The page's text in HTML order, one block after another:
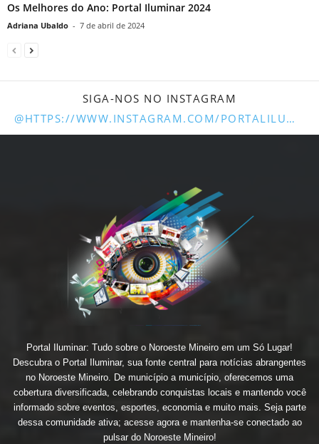
Os Melhores do Ano: Portal Iluminar 2024
Adriana Ubaldo - 7 de abril de 2024
SIGA-NOS NO INSTAGRAM
@HTTPS://WWW.INSTAGRAM.COM/PORTALILUMINARUNAI/
Portal Iluminar: Tudo sobre o Noroeste Mineiro em um Só Lugar!
Descubra o Portal Iluminar, sua fonte central para notícias abrangentes
no Noroeste Mineiro. De município a município, oferecemos uma
cobertura diversificada, celebrando conquistas locais e mantendo você
informado sobre eventos, esportes, economia e muito mais. Seja parte
dessa comunidade ativa; acesse agora e mantenha-se conectado ao
pulsar do Noroeste Mineiro!